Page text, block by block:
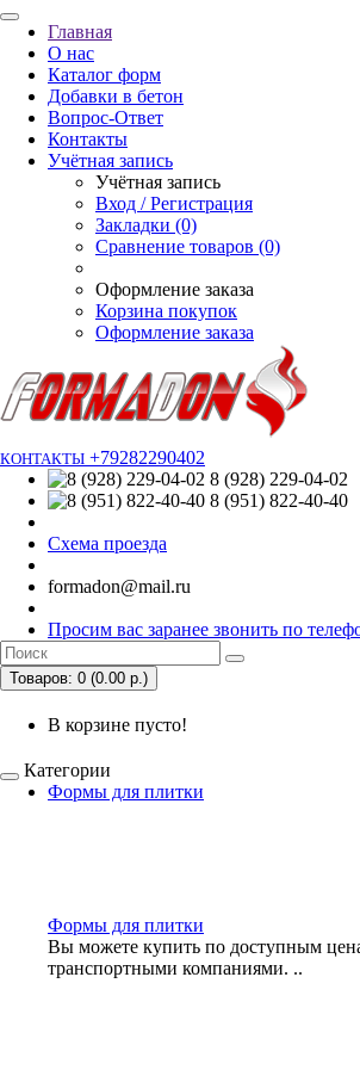
Главная
О нас
Каталог форм
Добавки в бетон
Вопрос-Ответ
Контакты
Учётная запись
Учётная запись
Вход / Регистрация
Закладки (0)
Сравнение товаров (0)
Оформление заказа
Корзина покупок
Оформление заказа
КОНТАКТЫ +79282290402
8 (928) 229-04-02
8 (951) 822-40-40
Схема проезда
formadon@mail.ru
Просим вас заранее звонить по
Товаров: 0 (0.00 р.)
В корзине пусто!
Категории
Формы для плитки
Формы для плитки
Вы можете купить по доступным
транспортными компаниями. ..